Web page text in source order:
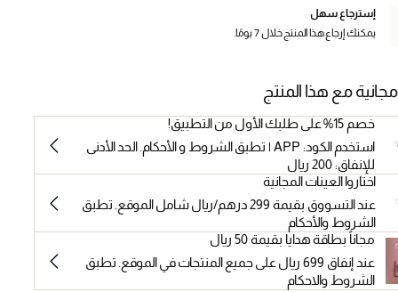
إسترجاع سهل
يمكنك إرجاع هذا المنتج خلال 7 يومًا.
مع هذا المنتج
خصم 15% على طلبك الأول من التطبيق!
استخدم الكود: APP | تطبق الشروط و الأحكام. الحد الأدنى
للإنفاق: 200 ريال
اختاروا العينات المجانية
عند التسووق بقيمة 299 درهم/ريال شامل الموقع. تطبق
الشروط والأحكام
مجاناً بطاقة هدايا بقيمة 50 ريال
عند إنفاق 699 ريال على جميع المنتجات في الموقع. تطبق
الشروط والاحكام